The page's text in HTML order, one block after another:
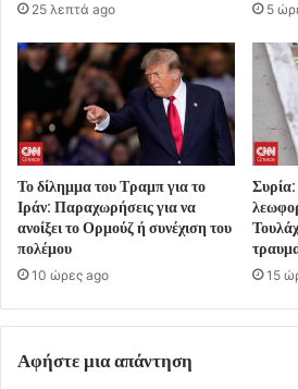
25 λεπτά ago 5
Το δίλημμα του Τραμπ για το
Ιράν: Παραχωρήσεις για να
ανοίξει το Ορμούζ ή συνέχιση του
πολέμου
10 ώρες ago 15
Αφήστε μια απάντηση